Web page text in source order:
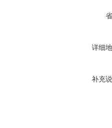
详细
补充